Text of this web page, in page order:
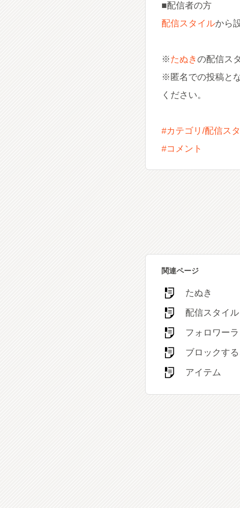
■配信者の方
配信スタイルから
※たぬき の配信ス
※匿名での投稿と
ください。
#カテゴリ/配信ス
#コメント
関連ページ
たぬき
配信スタイル
フォロワー
ブロックす
アイテム